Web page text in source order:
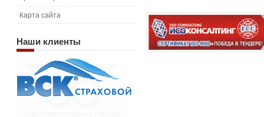
Карта сайта
Наши клиенты